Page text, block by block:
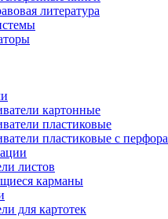
литература
картонные
пластиковые
пластиковые с
листов
карманы
для картотек